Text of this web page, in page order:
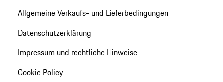
Allgemeine Verkaufs- und Lieferbedingungen
Datenschutzerklärung
Impressum und rechtliche Hinweise
Cookie Policy